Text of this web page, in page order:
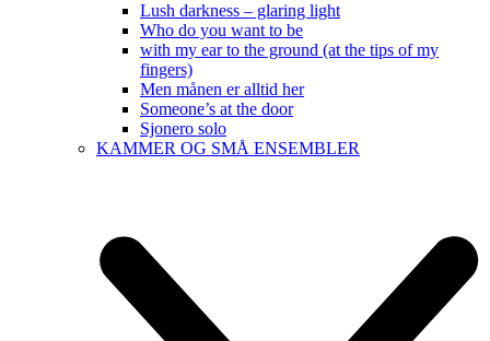
Lush darkness – glaring light
Who do you want to be
with my ear to the ground (at the tips of my
fingers)
Men månen er alltid her
Someone’s at the door
Sjonero solo
KAMMER OG SMÅ ENSEMBLER